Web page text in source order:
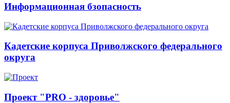
Информационная бзопасность
Кадетские корпуса Приволжского федерального
округа
Проект "PRO - здоровье"